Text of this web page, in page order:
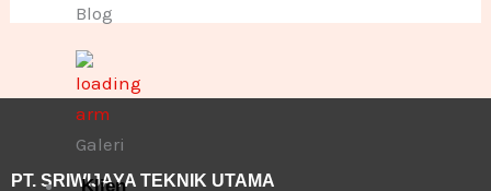
Blog
Galeri
Klien
PT. SRIWIJAYA TEKNIK UTAMA